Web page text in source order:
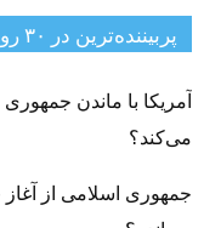
پربیننده‌ترین‌ در ۳۰ روز گذشته
آمریکا با ماندن
می‌کند؟
جمهوری اسلامی از